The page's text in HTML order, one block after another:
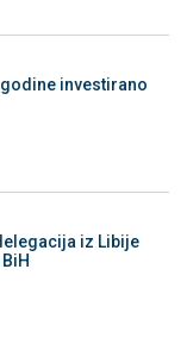
investirano
iz Libije